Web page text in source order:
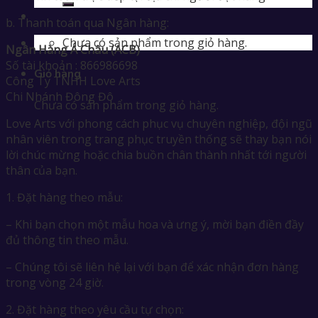
Chưa có sản phẩm trong giỏ hàng.
Giỏ hàng
Chưa có sản phẩm trong giỏ hàng.
b. Thanh toán qua Ngân hàng:
Ngân Hàng Á Châu (ACB)
Số tài khoản : 866986698
Công Ty TNHH Love Arts
Chi Nhánh Đông Đô
Love Arts với phong cách phục vụ chuyên nghiệp, đội ngũ
nhân viên trong trang phục truyền thống sẽ thay bạn nói
lời chúc mừng hoặc chia buồn chân thành nhất tới người
thân của bạn.
1. Đặt hàng theo mẫu:
– Khi bạn chọn một mẫu hoa và ưng ý, mời bạn điền đầy
đủ thông tin theo mẫu.
– Chúng tôi sẽ liên hệ lại với bạn để xác nhận đơn hàng
trong vòng 24 giờ.
2. Đặt hàng theo yêu cầu tự chọn: